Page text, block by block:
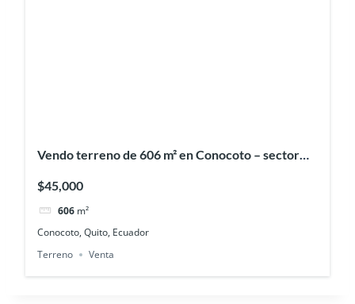
Vendo terreno de 606 m² en Conocoto – sector
$45,000
606 m²
Conocoto, Quito, Ecuador
Terreno
Venta